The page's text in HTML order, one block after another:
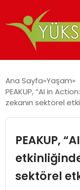
MALIYETLERINI
Ana Sayfa Yaşam
PEAKUP, “AI in
zekanın sektörel
PEAKUP,
sektörel